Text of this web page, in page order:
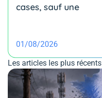
cases, sauf une
01/08/2026
Les articles les plus récents